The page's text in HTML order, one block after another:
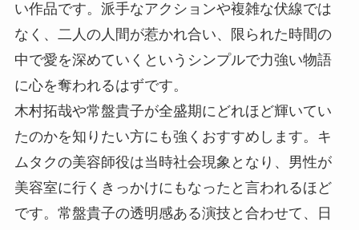
い作品です。派手なアクションや複雑な伏線では
なく、二人の人間が惹かれ合い、限られた時間の
中で愛を深めていくというシンプルで力強い物語
に心を奪われるはずです。
木村拓哉や常盤貴子が全盛期にどれほど輝いてい
たのかを知りたい方にも強くおすすめします。キ
ムタクの美容師役は当時社会現象となり、男性が
美容室に行くきっかけにもなったと言われるほど
です。常盤貴子の透明感ある演技と合わせて、日